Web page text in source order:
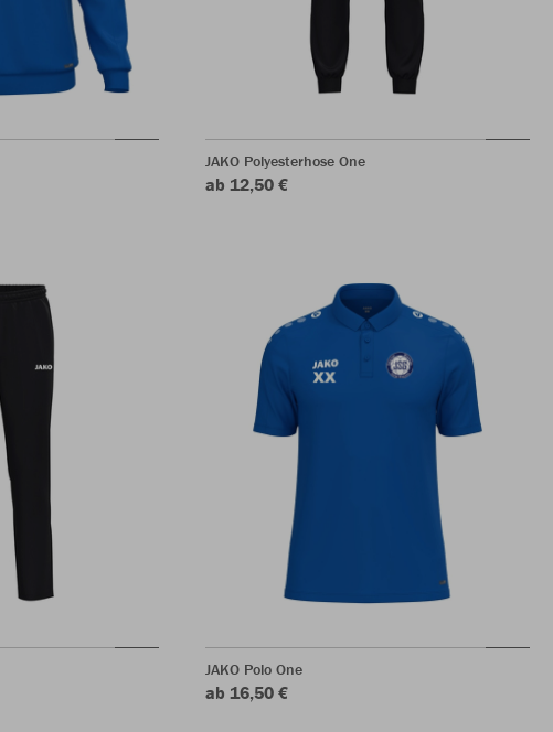
JAKO Polyesterhose One
ab 12,50 €
JAKO Polo One
ab 16,50 €